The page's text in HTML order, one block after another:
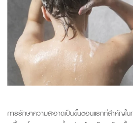
การรักษาความสะอาดเป็นขั้นตอนแรกที่สำคัญใน